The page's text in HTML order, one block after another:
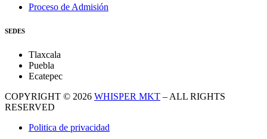
Proceso de Admisión
SEDES
Tlaxcala
Puebla
Ecatepec
COPYRIGHT © 2026 WHISPER MKT – ALL RIGHTS
RESERVED
Politica de privacidad